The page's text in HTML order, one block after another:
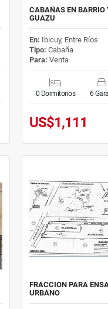
CABAÑAS EN BARRIO
GUAZU
En: Ibicuy, Entre Ríos
Tipo: Cabaña
Para: Venta
0 Dormitorios 6
US$1,111
FRACCION PARA
URBANO